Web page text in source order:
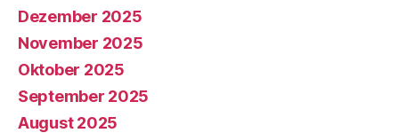
Dezember 2025
November 2025
Oktober 2025
September 2025
August 2025